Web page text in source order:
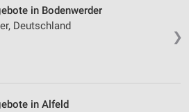
❯
in Bodenwerder
Deutschland
in Alfeld